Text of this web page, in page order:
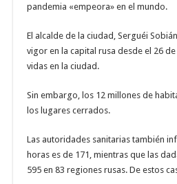
pandemia «empeora» en el mundo.
El alcalde de la ciudad, Serguéi
vigor en la capital rusa desde el 26
vidas en la ciudad.
Sin embargo, los 12 millones de
los lugares cerrados.
Las autoridades sanitarias también
horas es de 171, mientras que las
595 en 83 regiones rusas. De estos